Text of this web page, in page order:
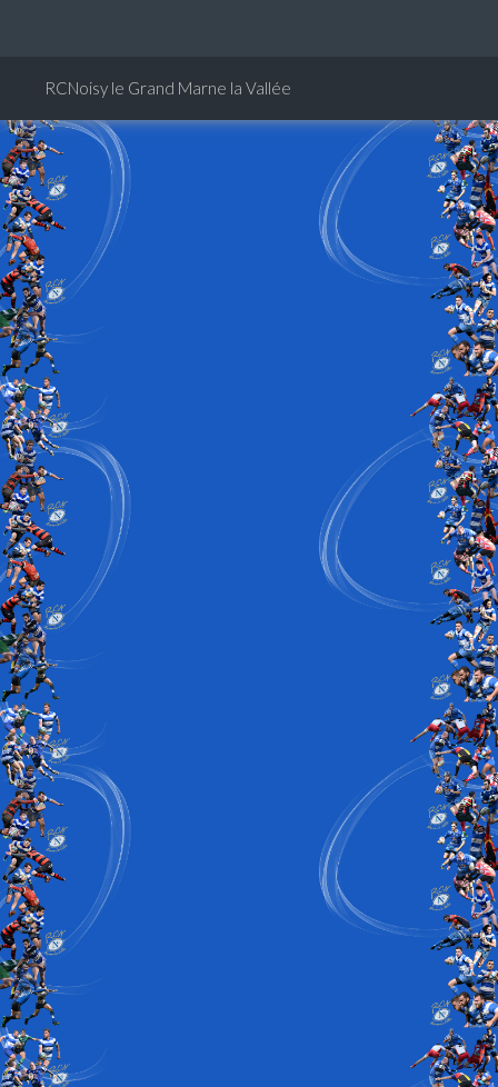
RCNoisy le Grand Marne la Vallée